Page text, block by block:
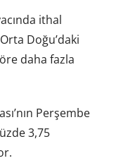
ithal
Doğu’daki
daha fazla
Perşembe
3,75